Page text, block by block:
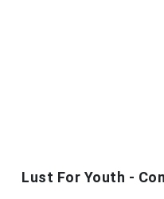
Lust For Youth -